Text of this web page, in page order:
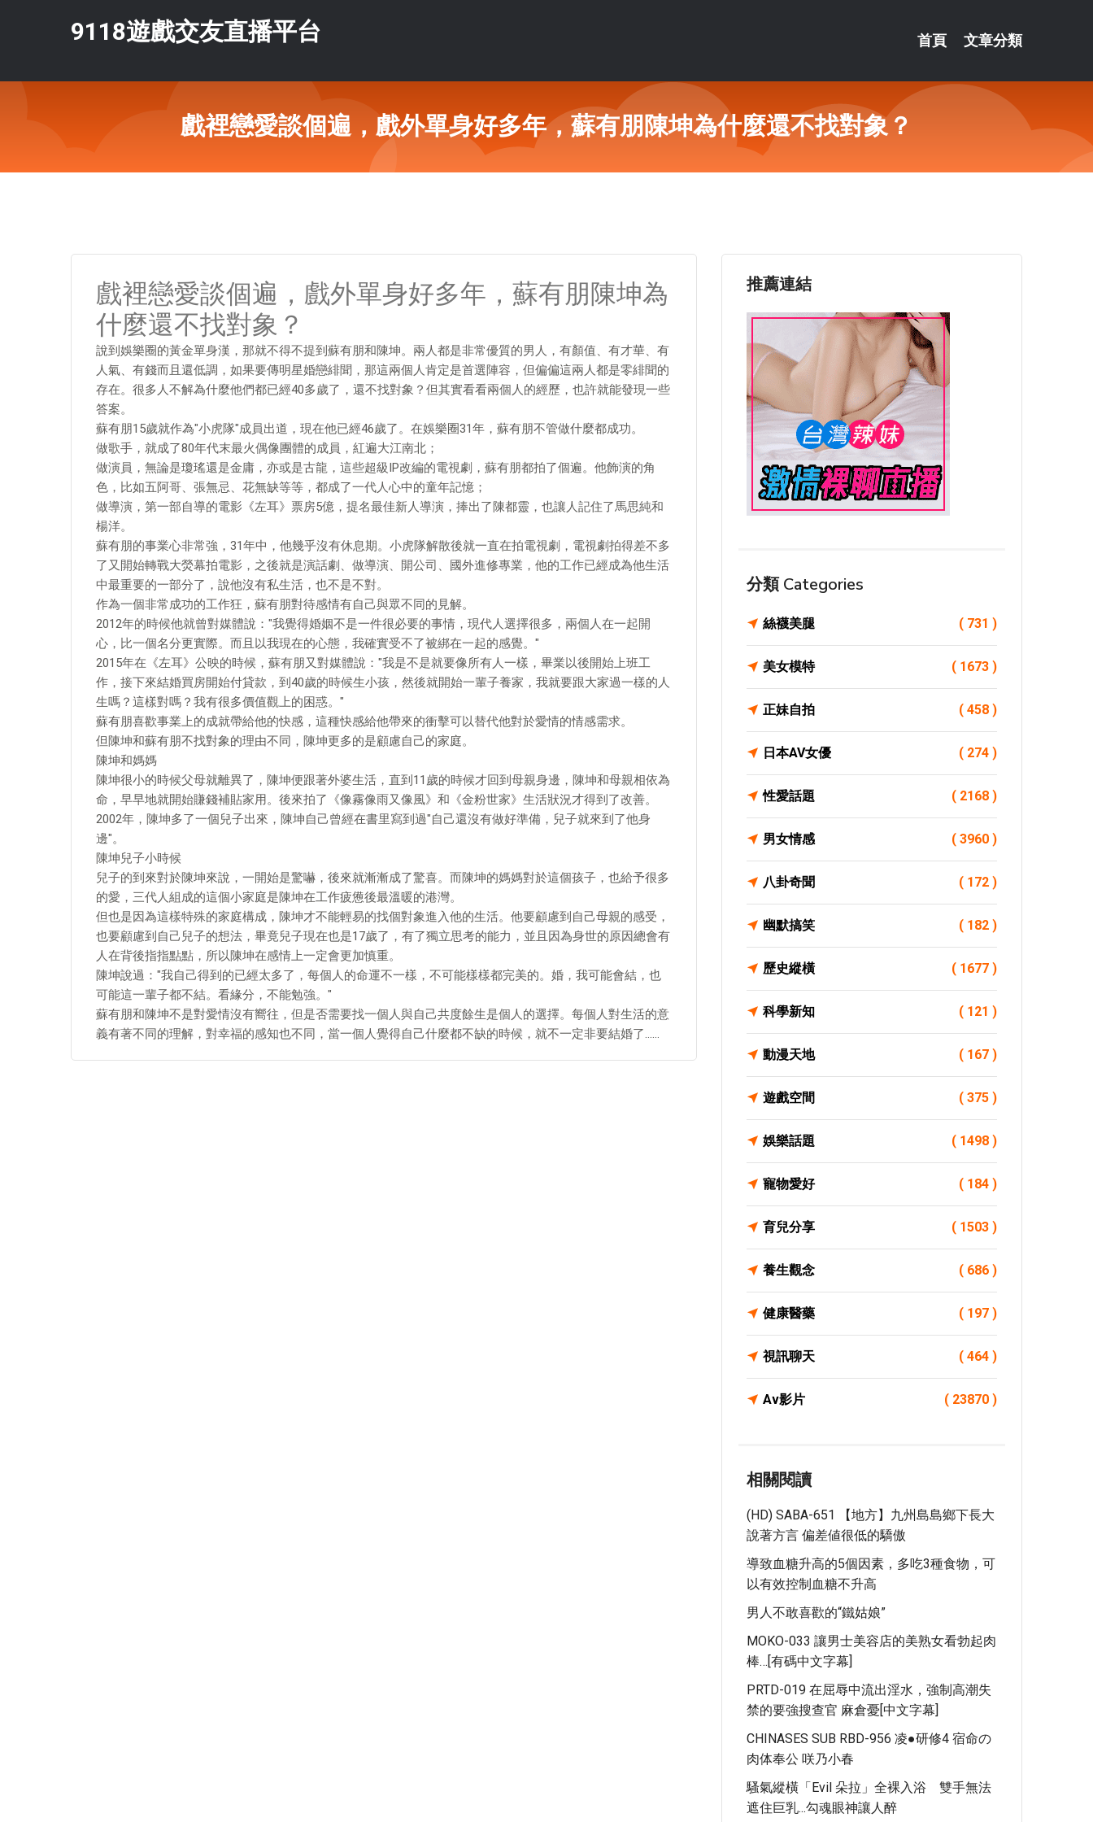
9118遊戲交友直播平台 首頁 文章分類
戲裡戀愛談個遍，戲外單身好多年，蘇有朋陳坤為什麼還不找對象？
戲裡戀愛談個遍，戲外單身好多年，蘇有朋陳坤為
什麼還不找對象？
說到娛樂圈的黃金單身漢，那就不得不提到蘇有朋和陳坤。兩人都是非常優質的男人，有顏值、有才華、有
人氣、有錢而且還低調，如果要傳明星婚戀緋聞，那這兩個人肯定是首選陣容，但偏偏這兩人都是零緋聞的
存在。很多人不解為什麼他們都已經40多歲了，還不找對象？但其實看看兩個人的經歷，也許就能發現一些
答案。
蘇有朋15歲就作為"小虎隊"成員出道，現在他已經46歲了。在娛樂圈31年，蘇有朋不管做什麼都成功。
做歌手，就成了80年代末最火偶像團體的成員，紅遍大江南北；
做演員，無論是瓊瑤還是金庸，亦或是古龍，這些超級IP改編的電視劇，蘇有朋都拍了個遍。他飾演的角
色，比如五阿哥、張無忌、花無缺等等，都成了一代人心中的童年記憶；
做導演，第一部自導的電影《左耳》票房5億，提名最佳新人導演，捧出了陳都靈，也讓人記住了馬思純和
楊洋。
蘇有朋的事業心非常強，31年中，他幾乎沒有休息期。小虎隊解散後就一直在拍電視劇，電視劇拍得差不多
了又開始轉戰大熒幕拍電影，之後就是演話劇、做導演、開公司、國外進修專業，他的工作已經成為他生活
中最重要的一部分了，說他沒有私生活，也不是不對。
作為一個非常成功的工作狂，蘇有朋對待感情有自己與眾不同的見解。
2012年的時候他就曾對媒體說："我覺得婚姻不是一件很必要的事情，現代人選擇很多，兩個人在一起開
心，比一個名分更實際。而且以我現在的心態，我確實受不了被綁在一起的感覺。"
2015年在《左耳》公映的時候，蘇有朋又對媒體說："我是不是就要像所有人一樣，畢業以後開始上班工
作，接下來結婚買房開始付貸款，到40歲的時候生小孩，然後就開始一輩子養家，我就要跟大家過一樣的人
生嗎？這樣對嗎？我有很多價值觀上的困惑。"
蘇有朋喜歡事業上的成就帶給他的快感，這種快感給他帶來的衝擊可以替代他對於愛情的情感需求。
但陳坤和蘇有朋不找對象的理由不同，陳坤更多的是顧慮自己的家庭。
陳坤和媽媽
陳坤很小的時候父母就離異了，陳坤便跟著外婆生活，直到11歲的時候才回到母親身邊，陳坤和母親相依為
命，早早地就開始賺錢補貼家用。後來拍了《像霧像雨又像風》和《金粉世家》生活狀況才得到了改善。
2002年，陳坤多了一個兒子出來，陳坤自己曾經在書里寫到過"自己還沒有做好準備，兒子就來到了他身
邊"。
陳坤兒子小時候
兒子的到來對於陳坤來說，一開始是驚嚇，後來就漸漸成了驚喜。而陳坤的媽媽對於這個孩子，也給予很多
的愛，三代人組成的這個小家庭是陳坤在工作疲憊後最溫暖的港灣。
但也是因為這樣特殊的家庭構成，陳坤才不能輕易的找個對象進入他的生活。他要顧慮到自己母親的感受，
也要顧慮到自己兒子的想法，畢竟兒子現在也是17歲了，有了獨立思考的能力，並且因為身世的原因總會有
人在背後指指點點，所以陳坤在感情上一定會更加慎重。
陳坤說過："我自己得到的已經太多了，每個人的命運不一樣，不可能樣樣都完美的。婚，我可能會結，也
可能這一輩子都不結。看緣分，不能勉強。"
蘇有朋和陳坤不是對愛情沒有嚮往，但是否需要找一個人與自己共度餘生是個人的選擇。每個人對生活的意
義有著不同的理解，對幸福的感知也不同，當一個人覺得自己什麼都不缺的時候，就不一定非要結婚了……
推薦連結
分類 Categories
絲襪美腿 ( 731 )
美女模特 ( 1673 )
正妹自拍 ( 458 )
日本AV女優 ( 274 )
性愛話題 ( 2168 )
男女情感 ( 3960 )
八卦奇聞 ( 172 )
幽默搞笑 ( 182 )
歷史縱橫 ( 1677 )
科學新知 ( 121 )
動漫天地 ( 167 )
遊戲空間 ( 375 )
娛樂話題 ( 1498 )
寵物愛好 ( 184 )
育兒分享 ( 1503 )
養生觀念 ( 686 )
健康醫藥 ( 197 )
視訊聊天 ( 464 )
Av影片 ( 23870 )
相關閱讀
(HD) SABA-651 【地方】九州島島鄉下長大
說著方言 偏差値很低的驕傲
導致血糖升高的5個因素，多吃3種食物，可
以有效控制血糖不升高
男人不敢喜歡的“鐵姑娘”
MOKO-033 讓男士美容店的美熟女看勃起肉
棒…[有碼中文字幕]
PRTD-019 在屈辱中流出淫水，強制高潮失
禁的要強搜查官 麻倉憂[中文字幕]
CHINASES SUB RBD-956 凌●研修4 宿命の
肉体奉公 咲乃小春
騷氣縱橫「Evil 朵拉」全裸入浴 雙手無法
遮住巨乳...勾魂眼神讓人醉